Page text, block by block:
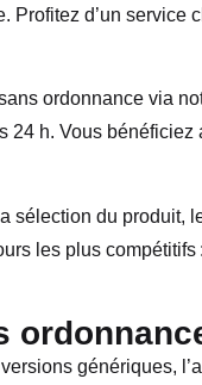
Profitez d’un
ordonnance via
24 h. Vous
sélection du
les plus
génériques,